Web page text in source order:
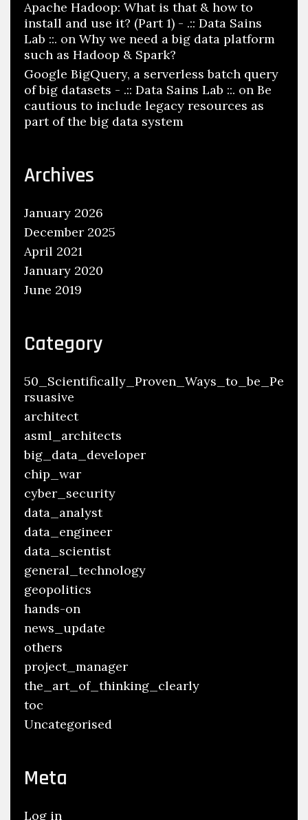
Apache Hadoop: What is that & how to
install and use it? (Part 1) - .:: Data Sains
Lab ::. on Why we need a big data platform
such as Hadoop & Spark?
Google BigQuery, a serverless batch query
of big datasets - .:: Data Sains Lab ::. on Be
cautious to include legacy resources as
part of the big data system
Archives
January 2026
December 2025
April 2021
January 2020
June 2019
Category
50_Scientifically_Proven_Ways_to_be_Pe
rsuasive
architect
asml_architects
big_data_developer
chip_war
cyber_security
data_analyst
data_engineer
data_scientist
general_technology
geopolitics
hands-on
news_update
others
project_manager
the_art_of_thinking_clearly
toc
Uncategorised
Meta
Log in